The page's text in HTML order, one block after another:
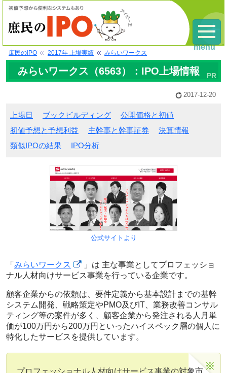
庶民のIPO 2017年 上場実績 みらいワークス
みらいワークス（6563）：IPO上場情報
2017-12-20
上場日 ブックビルディング
公開価格と初値
初値予想と予想利益
主幹事と幹事証券
決算情報
類似IPOの結果
IPO分析
公式サイトより
「 みらいワークス
」は 主な事業としてプロフェッショ
ナル人材向けサービス事業を行っている企業です。
顧客企業からの依頼は、要件定義から基本設計までの基幹
システム開発、戦略策定やPMO及びIT、業務改善コンサル
ティング等の案件が多く、顧客企業から発注される 人月単
価が100万円から200万円といったハイスペック層の個人に
特化したサービス を提供しています。
プロフェッショナル人材向けサービス事業の対象市
menu